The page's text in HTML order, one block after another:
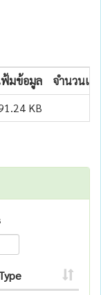
มข้อมูล
จำนวนเข้
KB